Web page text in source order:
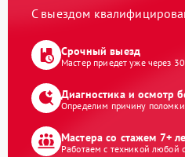
С выездом
Срочный выезд
Мастер приедет уже через
Диагностика и осмотр
Определим причину поломки
Мастера со стажем 7+
Работаем с техникой любой